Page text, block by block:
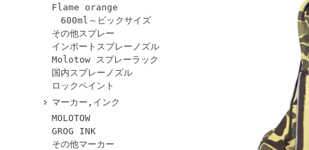
Flame orange
600ml～ビックサイズ
その他スプレー
インポートスプレーノズル
Molotow スプレーラック
国内スプレーノズル
ロックペイント
マーカー,インク
MOLOTOW
GROG INK
その他マーカー